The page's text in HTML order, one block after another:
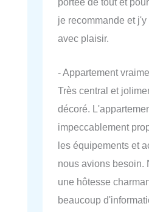
je recommande et
avec plaisir.
- Appartement
Très central et
décoré.
impeccablement
les équipements et
nous avions besoin.
une hôtesse
beaucoup